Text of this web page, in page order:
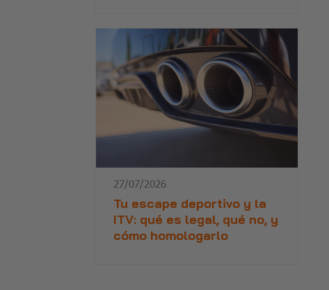
27/07/2026
Tu escape deportivo y la
ITV: qué es legal, qué no, y
cómo homologarlo